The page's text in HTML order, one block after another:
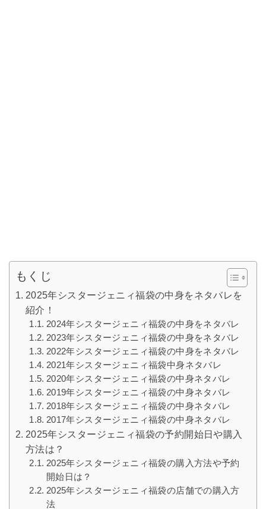
もくじ
2025年シスタージェニィ福袋の中身をネタバレを
紹介！
2024年シスタージェニィ福袋の中身をネタバレ
2023年シスタージェニィ福袋の中身をネタバレ
2022年シスタージェニィ福袋の中身をネタバレ
2021年シスタージェニィ福袋中身ネタバレ
2020年シスタージェニィ福袋の中身ネタバレ
2019年シスタージェニィ福袋の中身ネタバレ
2018年シスタージェニィ福袋の中身ネタバレ
2017年シスタージェニィ福袋の中身ネタバレ
2025年シスタージェニィ福袋の予約開始日や購入
方法は？
2025年シスタージェニィ福袋の購入方法や予約
開始日は？
2025年シスタージェニィ福袋の店舗での購入方
法